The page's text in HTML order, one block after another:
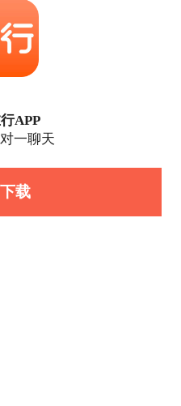
APP
一聊天
载